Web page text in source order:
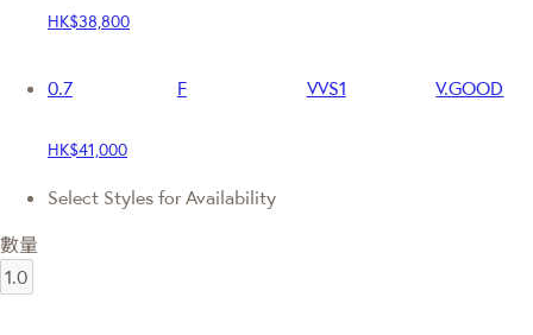
HK$38,800
0.7 F VVS1 V.GOOD
HK$41,000
Select Styles for Availability
數量